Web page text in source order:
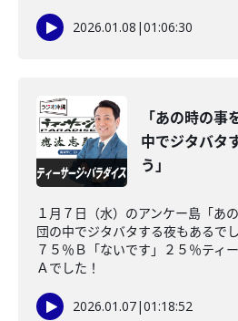
2026.01.08 |01:06:30
「あの時の
中でジタバタ
う」
１月７日（水）のアンケー島「あ
団の中でジタバタする夜もあるで
７５％Ｂ「ないです」２５％ティ
Ａでした！
2026.01.07|01:18:52